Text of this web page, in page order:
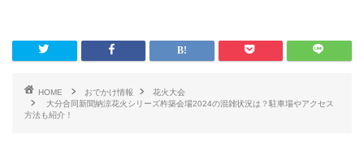
HOME おでかけ情報
花火大会
大分合同新聞納涼花火シリーズ杵築会場2024の混雑状況は？駐車場やアクセス
方法も紹介！